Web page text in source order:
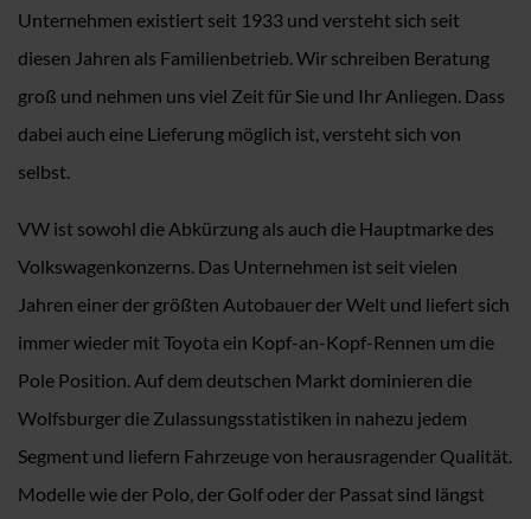
Unternehmen existiert seit 1933 und versteht sich seit
diesen Jahren als Familienbetrieb. Wir schreiben Beratung
groß und nehmen uns viel Zeit für Sie und Ihr Anliegen. Dass
dabei auch eine Lieferung möglich ist, versteht sich von
selbst.
VW ist sowohl die Abkürzung als auch die Hauptmarke des
Volkswagenkonzerns. Das Unternehmen ist seit vielen
Jahren einer der größten Autobauer der Welt und liefert sich
immer wieder mit Toyota ein Kopf-an-Kopf-Rennen um die
Pole Position. Auf dem deutschen Markt dominieren die
Wolfsburger die Zulassungsstatistiken in nahezu jedem
Segment und liefern Fahrzeuge von herausragender Qualität.
Modelle wie der Polo, der Golf oder der Passat sind längst